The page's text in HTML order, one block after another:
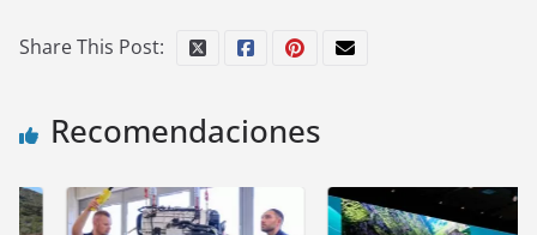
Share This Post:
Recomendaciones